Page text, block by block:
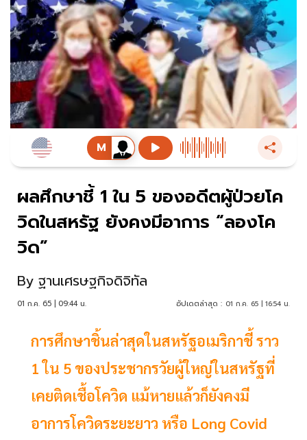
ผลศึกษาชี้ 1 ใน 5 ของอดีตผู้ป่วยโค
วิดในสหรัฐ ยังคงมีอาการ “ลองโค
วิด”
By ฐานเศรษฐกิจดิจิทัล
01 ก.ค. 65 | 09:44 น. อัปเดตล่าสุด : 01 ก.ค. 65 | 16:54 น.
การศึกษาชิ้นล่าสุดในสหรัฐอเมริกาชี้ ราว
1 ใน 5 ของประชากรวัยผู้ใหญ่ในสหรัฐที่
เคยติดเชื้อโควิด แม้หายแล้วก็ยังคงมี
อาการโควิดระยะยาว หรือ Long Covid